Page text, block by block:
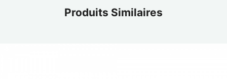
Produits Similaires